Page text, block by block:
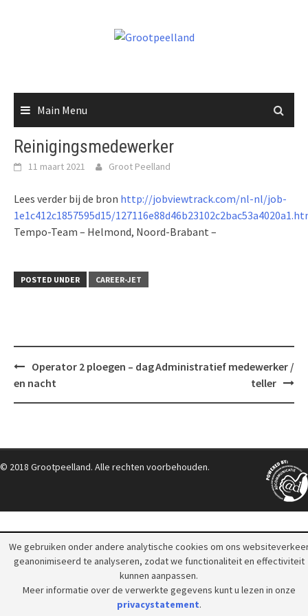
Main Menu
Reinigingsmedewerker
11 maart 2021 Groot Peelland
Lees verder bij de bron http://jobviewtrack.com/nl-nl/job-
1e1c412c1857595d15/
Tempo-Team – Helmond, Noord-Brabant –
POSTED UNDER CAREER-JET
Post
navigation
Operator 2 ploegen – dag
en nacht
Administratief medewerker /
teller
© 2018 Grootpeelland. Alle rechten voorbehouden.
We gebruiken onder andere analytische cookies om ons
geanonimiseerd te analyseren, zodat we functionaliteit en effectiviteit
kunnen aanpassen.
Meer informatie over de verwerkte gegevens kunt u lezen in onze
privacystatement.